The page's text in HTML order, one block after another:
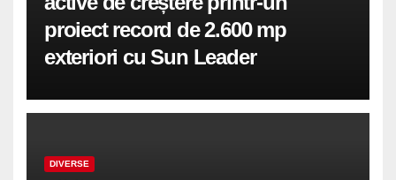
proiect record de 2.600 mp
exteriori cu Sun Leader
DIVERSE